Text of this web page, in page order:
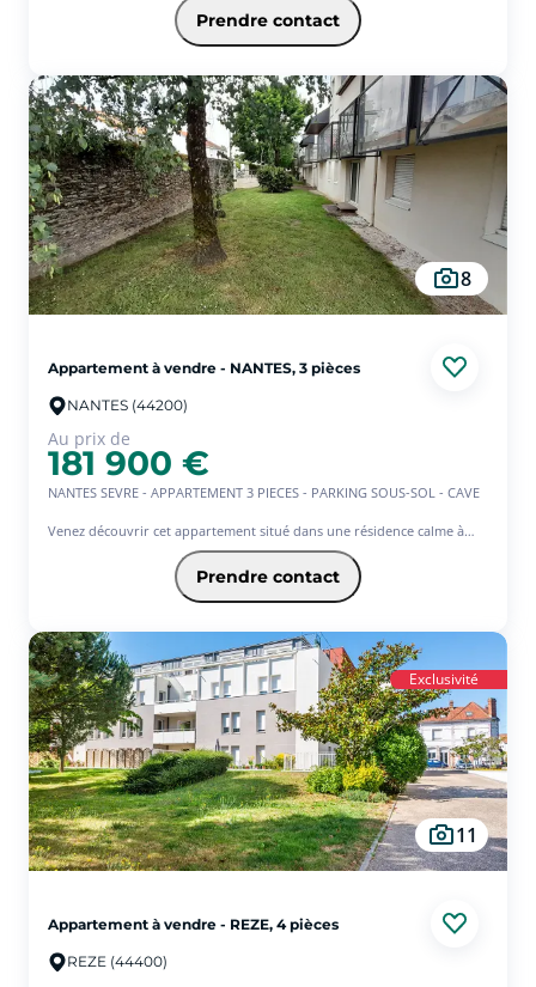
Vous y trouverez, une entrée avec espace buanderie et placard, belle
Les + : Résidence sécurisée et travaux d'isolation thermique effectué
récemment, 1 place de stationnement privatif et une cave.
Prendre contact
8
Appartement à vendre - NANTES, 3 pièces
NANTES (44200)
Au prix de
181 900 €
NANTES SEVRE - APPARTEMENT 3 PIECES - PARKING SOUS-SOL - CAVE
Venez découvrir cet appartement situé dans une résidence calme à
proximité des bords de Sèvre et des transports (ligne 42 et BUSWAY).
Situé au rez-de-chaussée, il se compose d'une entrée, un séjour salon
ouvert sur la cuisine, 2 chambres, une salle de bains, WC séparé,
Prendre contact
Exclusivité
11
Appartement à vendre - REZE, 4 pièces
REZE (44400)